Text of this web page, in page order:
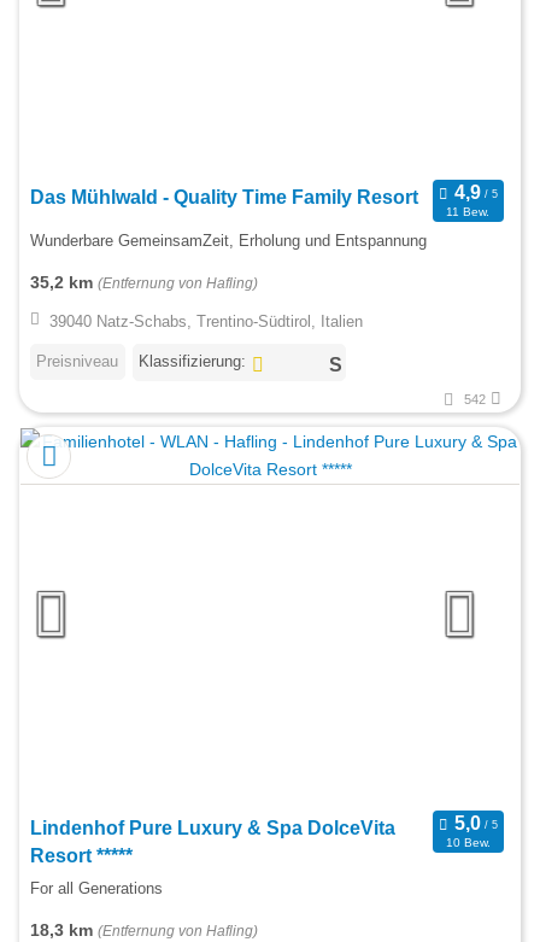
Das Mühlwald - Quality Time Family Resort
11 Bew.
Wunderbare GemeinsamZeit, Erholung und Entspannung
35,2 km (Entfernung von Hafling)
39040 Natz-Schabs, Trentino-Südtirol, Italien
Preisniveau Klassifizierung:
542
Lindenhof Pure Luxury & Spa DolceVita
Resort *****
10 Bew.
For all Generations
18,3 km (Entfernung von Hafling)